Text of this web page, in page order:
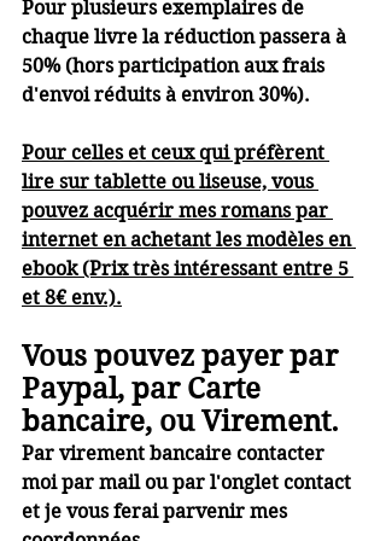
Pour plusieurs exemplaires de
chaque livre la réduction passera à
50% (hors participation aux frais
d'envoi réduits à environ 30%).
Pour celles et ceux qui préfèrent
lire sur tablette ou liseuse, vous
pouvez acquérir mes romans par
internet en achetant les modèles en
ebook (Prix très intéressant entre 5
et 8€ env.).
Vous pouvez payer par
Paypal, par Carte
bancaire, ou Virement.
Par virement bancaire contacter
moi par mail ou par l'onglet contact
et je vous ferai parvenir mes